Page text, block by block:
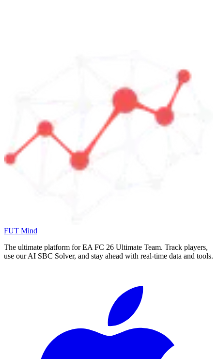
FUT Mind
The ultimate platform for EA FC 26 Ultimate Team. Track players,
use our AI SBC Solver, and stay ahead with real-time data and tools.